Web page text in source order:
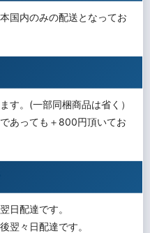
国内のみの配送となってお
す。(一部同梱商品は省く）
あっても＋800円頂いてお
日配達です。
翌々日配達です。